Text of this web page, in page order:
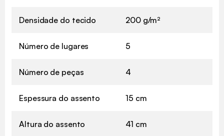
Densidade do tecido 200 g/m²
Número de lugares 5
Número de peças 4
Espessura do assento 15 cm
Altura do assento 41 cm